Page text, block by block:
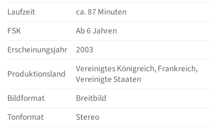
Laufzeit
ca. 87 Minuten
FSK
Ab 6 Jahren
Erscheinungsjahr
2003
Produktionsland
Vereinigtes Königreich, Frankreich,
Vereinigte Staaten
Bildformat
Breitbild
Tonformat
Stereo